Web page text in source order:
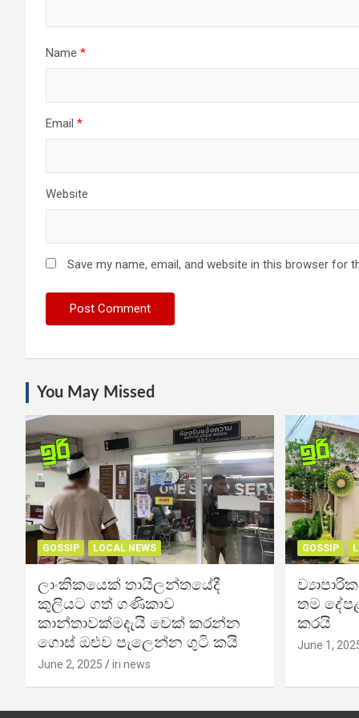
Name *
Email *
Website
Save my name, email, and website in this browser for
You May Missed
GOSSIP LOCAL NEWS
ලාංකිකයෙක් තායිලන්තයේදී
කුලියට ගත් ගණිකාව
කාන්තාවක්මදැයි චෙක් කරන්න
ගොස් ඔළුව පැලෙන්න ගුටි කයි
June 2, 2025 iri news
GOSSIP
තම
කරයි
June 1,